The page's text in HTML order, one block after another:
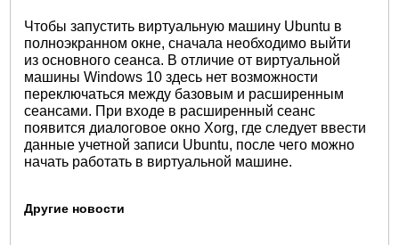
Чтобы запустить виртуальную машину Ubuntu в
полноэкранном окне, сначала необходимо выйти
из основного сеанса. В отличие от виртуальной
машины Windows 10 здесь нет возможности
переключаться между базовым и расширенным
сеансами. При входе в расширенный сеанс
появится диалоговое окно Xorg, где следует ввести
данные учетной записи Ubuntu, после чего можно
начать работать в виртуальной машине.
Другие новости